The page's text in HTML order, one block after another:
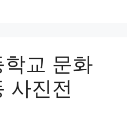
교 문화
사진전